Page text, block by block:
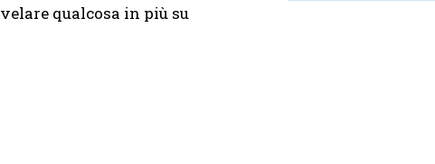
qualcosa in più su